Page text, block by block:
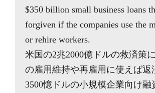
$350 billion small business loans
forgiven if the companies use the
or rehire workers.
米国の2兆2000億ドルの救済策
の雇用維持や再雇用に使えば返
3500憶ドルの小規模企業向け融